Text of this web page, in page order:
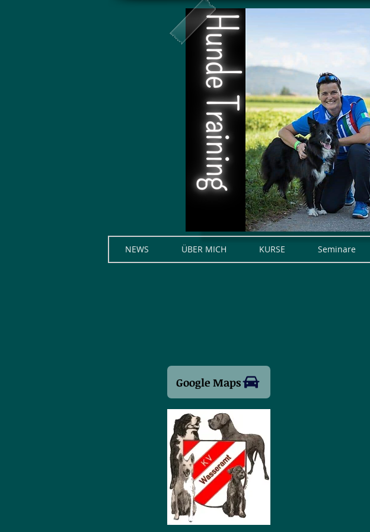
NEWS ÜBER MICH KURSE Seminare
Google Maps